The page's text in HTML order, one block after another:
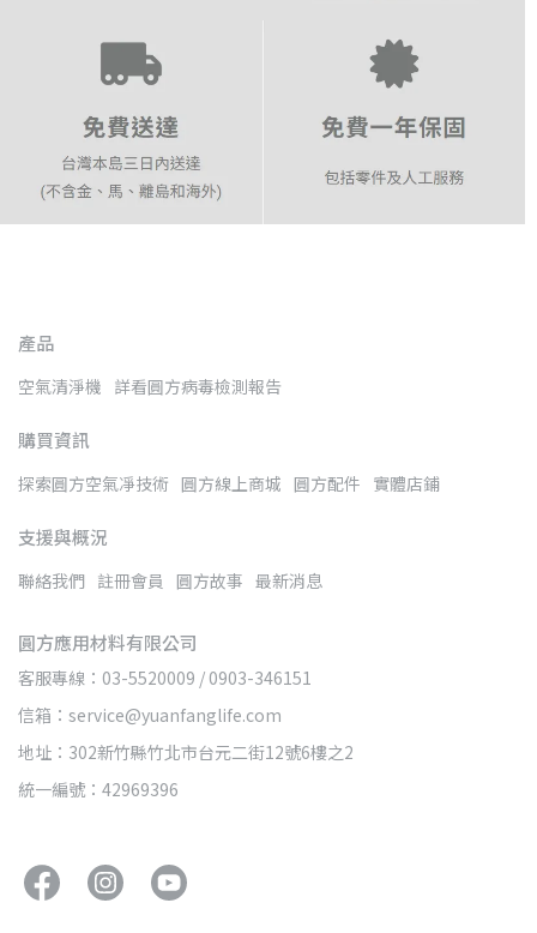
產品
空氣清淨機 詳看圓方病毒檢測報告
購買資訊
探索圓方空氣凈技術 圓方線上商城 圓方配件 實體店鋪
支援與概況
聯絡我們 註冊會員 圓方故事 最新消息
圓方應用材料有限公司
客服專線：03-5520009 / 0903-346151
信箱：service@yuanfanglife.com
地址：302新竹縣竹北市台元二街12號6樓之2
統一編號：42969396